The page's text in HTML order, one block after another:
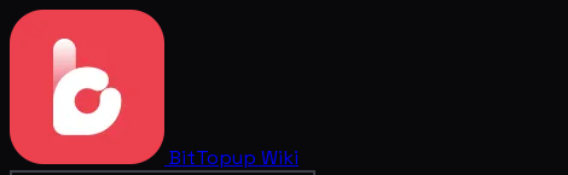
BitTopup Wiki